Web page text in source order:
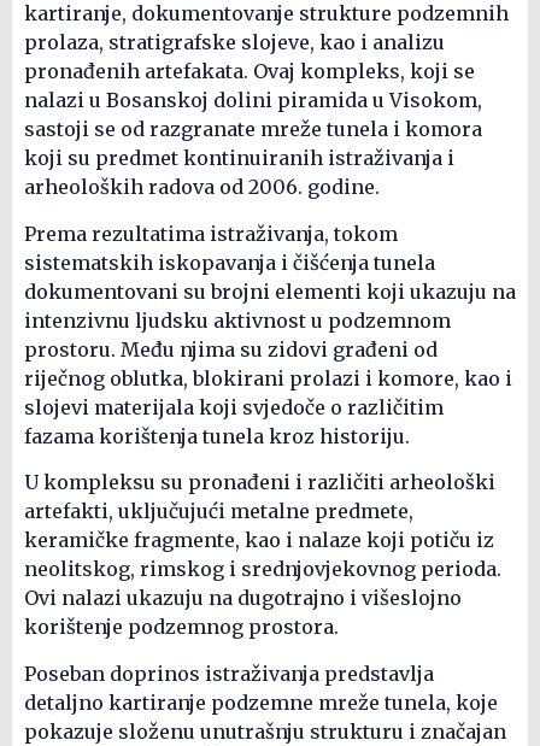
kartiranje, dokumentovanje strukture podzemnih
prolaza, stratigrafske slojeve, kao i analizu
pronađenih artefakata. Ovaj kompleks, koji se
nalazi u Bosanskoj dolini piramida u Visokom,
sastoji se od razgranate mreže tunela i komora
koji su predmet kontinuiranih istraživanja i
arheoloških radova od 2006. godine.
Prema rezultatima istraživanja, tokom
sistematskih iskopavanja i čišćenja tunela
dokumentovani su brojni elementi koji ukazuju na
intenzivnu ljudsku aktivnost u podzemnom
prostoru. Među njima su zidovi građeni od
riječnog oblutka, blokirani prolazi i komore, kao i
slojevi materijala koji svjedoče o različitim
fazama korištenja tunela kroz historiju.
U kompleksu su pronađeni i različiti arheološki
artefakti, uključujući metalne predmete,
keramičke fragmente, kao i nalaze koji potiču iz
neolitskog, rimskog i srednjovjekovnog perioda.
Ovi nalazi ukazuju na dugotrajno i višeslojno
korištenje podzemnog prostora.
Poseban doprinos istraživanja predstavlja
detaljno kartiranje podzemne mreže tunela, koje
pokazuje složenu unutrašnju strukturu i značajan